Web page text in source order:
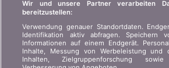
SPRACHE
FR IT
Wir und unsere Partner verarbeiten
bereitzustellen:
Verwendung genauer Standortdaten.
Identifikation aktiv abfragen. Speichern
Informationen auf einem Endgerät.
Inhalte, Messung von Werbeleistung und
Inhalten, Zielgruppenforschung